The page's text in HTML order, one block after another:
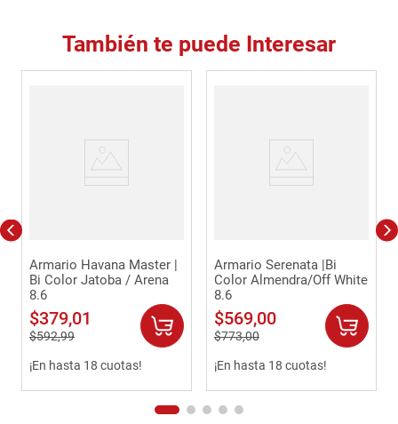
También te puede Interesar
Armario Havana Master |
Bi Color Jatoba / Arena
8.6
$379,01
$592,99
¡En hasta 18 cuotas!
Armario Serenata |Bi
Color Almendra/Off White
8.6
$569,00
$773,00
¡En hasta 18 cuotas!